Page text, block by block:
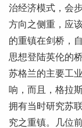
治经济模式，会
方向之侧重，应
的重镇在剑桥，
思想登陆英伦的
苏格兰的主要工
响，而且，格拉
拥有当时研究苏
究之重镇。几位